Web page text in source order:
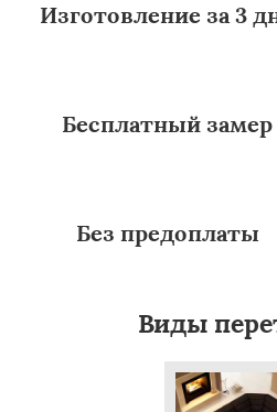
Изготовление за 3
Бесплатный замер
Без предоплаты
Виды